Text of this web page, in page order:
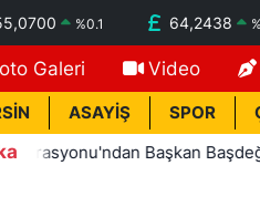
%0.1 64,2438
Galeri Video
ASAYİŞ SPOR
Başkan